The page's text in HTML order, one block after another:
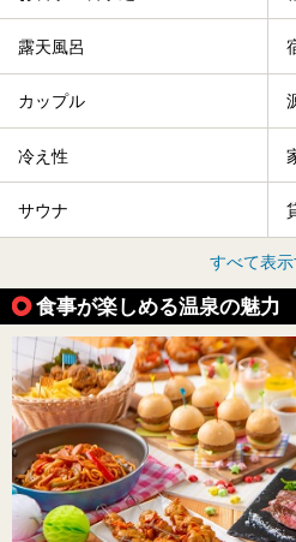
露天風呂
カップル
冷え性
サウナ
すべて表
食事が楽しめる温泉の魅力